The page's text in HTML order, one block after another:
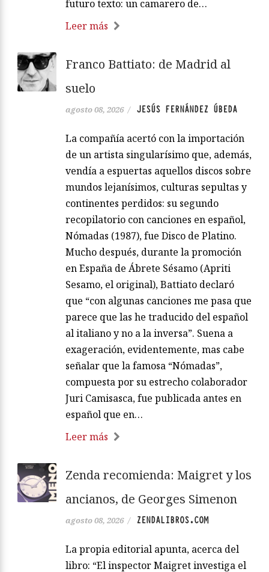
futuro texto: un camarero de…
Leer más
Franco Battiato: de Madrid al
suelo
agosto 08, 2026 / JESÚS FERNÁNDEZ ÚBEDA
La compañía acertó con la importación
de un artista singularísimo que, además,
vendía a espuertas aquellos discos sobre
mundos lejanísimos, culturas sepultas y
continentes perdidos: su segundo
recopilatorio con canciones en español,
Nómadas (1987), fue Disco de Platino.
Mucho después, durante la promoción
en España de Ábrete Sésamo (Apriti
Sesamo, el original), Battiato declaró
que “con algunas canciones me pasa que
parece que las he traducido del español
al italiano y no a la inversa”. Suena a
exageración, evidentemente, mas cabe
señalar que la famosa “Nómadas”,
compuesta por su estrecho colaborador
Juri Camisasca, fue publicada antes en
español que en…
Leer más
Zenda recomienda: Maigret y los
ancianos, de Georges Simenon
agosto 08, 2026 / ZENDALIBROS.COM
La propia editorial apunta, acerca del
libro: “El inspector Maigret investiga el